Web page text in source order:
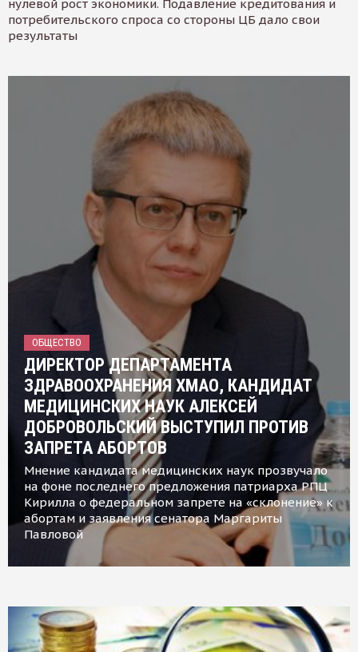
нулевой рост экономики. Подавление кредитования и
потребительского спроса со стороны ЦБ дало свои
результаты
ОБЩЕСТВО
ДИРЕКТОР ДЕПАРТАМЕНТА
ЗДРАВООХРАНЕНИЯ ХМАО, КАНДИДАТ
МЕДИЦИНСКИХ НАУК АЛЕКСЕЙ
ДОБРОВОЛЬСКИЙ ВЫСТУПИЛ ПРОТИВ
ЗАПРЕТА АБОРТОВ
Мнение кандидата медицинских наук прозвучало
на фоне последнего предложения патриарха РПЦ
Кирилла о федеральном запрете на «склонение» к
абортам и заявления сенатора Маргариты
Павловой